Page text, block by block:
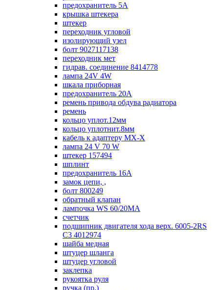
предохранитель 5А
крышка штекера
штекер
переходник угловой
изолирующий узел
болт 9027117138
переходник мет
гидрав. соединение 8414778
лампа 24V 4W
шкала приборная
предохранитель 20А
ремень привода обдува радиатора
ремень
кольцо уплот.12мм
кольцо уплотнит.8мм
кабель к адаптеру МХ-Х
лампа 24 V 70 W
штекер 157494
шплинт
предохранитель 16А
замок цепи, ,
болт 800249
обратный клапан
лампочка WS 60/20МА
счетчик
подшипник двигателя хода верх. 6005-2RS
C3 4012974
шайба медная
штуцер шланга
штуцер угловой
заклепка
рукоятка руля
ручка (пр.)